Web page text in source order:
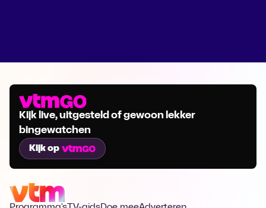
Kijk live, uitgesteld of gewoon lekker
bingewatchen
Kijk op